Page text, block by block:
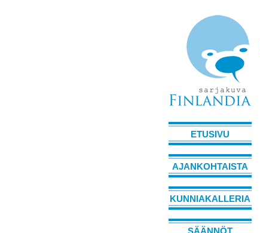
ETUSIVU
AJANKOHTAISTA
KUNNIAKALLERIA